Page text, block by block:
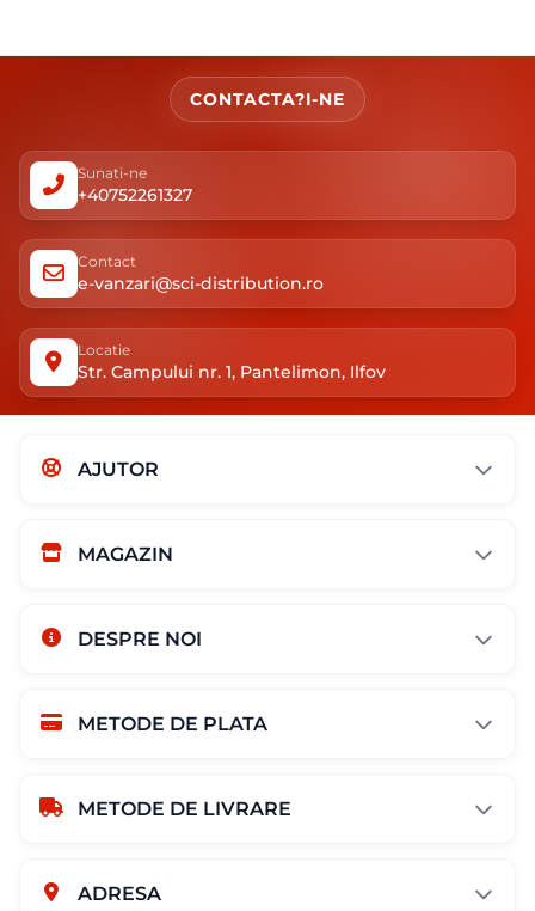
CONTACTA?I-NE
Sunati-ne
+40752261327
Contact
e-vanzari@sci-distribution.ro
Locatie
Str. Campului nr. 1, Pantelimon, Ilfov
AJUTOR
MAGAZIN
DESPRE NOI
METODE DE PLATA
METODE DE LIVRARE
ADRESA